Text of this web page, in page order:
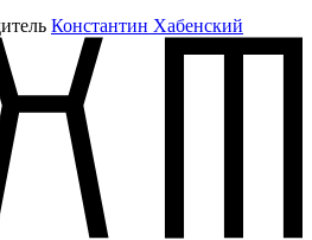
Константин Хабенский